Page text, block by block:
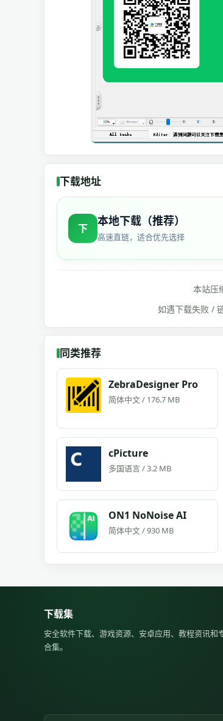
下载地址
下
本地下载（推荐）
高速直链，适合优先选择
本站压
如遇下载失败 /
同类推荐
ZebraDesigner Pro
简体中文 / 176.7 MB
cPicture
多国语言 / 3.2 MB
ON1 NoNoise AI
简体中文 / 930 MB
下载集
安全软件下载、游戏资源、安卓应用、教程资讯和
合集。